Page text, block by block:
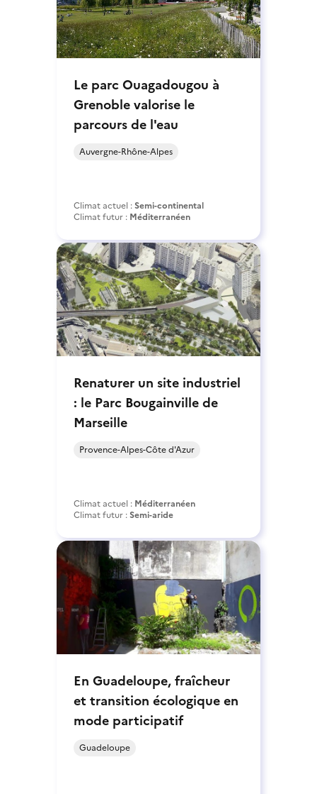
Le parc Ouagadougou à
Grenoble valorise le
parcours de l'eau
Auvergne-Rhône-Alpes
Climat actuel :Semi-continental
Climat futur : Méditerranéen
Renaturer un site industriel
: le Parc Bougainville de
Marseille
Provence-Alpes-Côte d'Azur
Climat actuel : Méditerranéen
Climat futur :Semi-aride
En Guadeloupe, fraîcheur
et transition écologique en
mode participatif
Guadeloupe